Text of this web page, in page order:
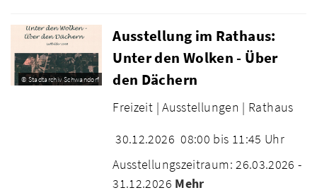
© Stadtarchiv Schwandorf
Ausstellung im Rathaus:
Unter den Wolken - Über
den Dächern
Freizeit | Ausstellungen | Rathaus
30.12.2026 08:00 bis 11:45 Uhr
Ausstellungszeitraum: 26.03.2026 -
31.12.2026 Mehr